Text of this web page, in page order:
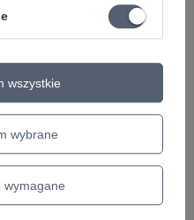
CHWILOWO NIEDOSTĘPNY
Klips do nut 16060
16,99 zł
Najniższa cena z 30 dni przed
obniżką:
wybrane
wymagane
wszystkie